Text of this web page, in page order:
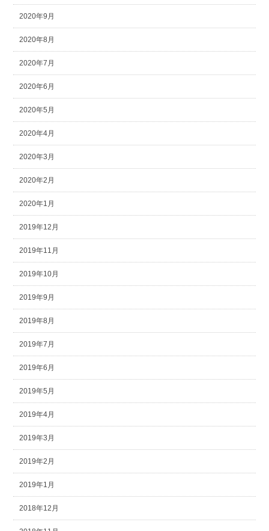
2020年9月
2020年8月
2020年7月
2020年6月
2020年5月
2020年4月
2020年3月
2020年2月
2020年1月
2019年12月
2019年11月
2019年10月
2019年9月
2019年8月
2019年7月
2019年6月
2019年5月
2019年4月
2019年3月
2019年2月
2019年1月
2018年12月